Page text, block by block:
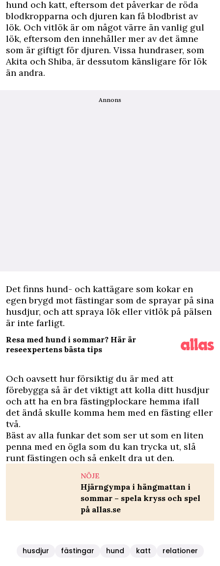
hund och katt, eftersom det påverkar de röda
blodkropparna och djuren kan få blodbrist av
lök. Och vitlök är om något värre än vanlig gul
lök, eftersom den innehåller mer av det ämne
som är giftigt för djuren. Vissa hundraser, som
Akita och Shiba, är dessutom känsligare för lök
än andra.
Annons
Det finns hund- och kattägare som kokar en
egen brygd mot fästingar som de sprayar på sina
husdjur, och att spraya lök eller vitlök på pälsen
är inte farligt.
Resa med hund i sommar? Här är
reseexpertens bästa tips
Och oavsett hur försiktig du är med att
förebygga så är det viktigt att kolla ditt husdjur
och att ha en bra fästingplockare hemma ifall
det ändå skulle komma hem med en fästing eller
två.
Bäst av alla funkar det som ser ut som en liten
penna med en ögla som du kan trycka ut, slå
runt fästingen och så enkelt dra ut den.
NÖJE
Hjärngympa i hängmattan i
sommar – spela kryss och spel
på allas.se
husdjur fästingar hund katt relationer